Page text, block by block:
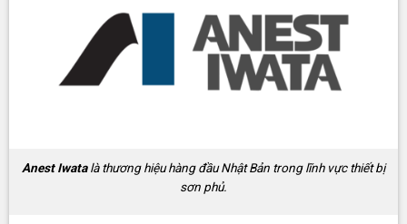
Anest Iwatalà thương hiệu hàng đầu Nhật Bản trong lĩnh vực thiết bị
sơn phủ.